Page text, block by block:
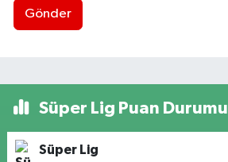
Gönder
Süper Lig Puan Durumu
Süper Lig